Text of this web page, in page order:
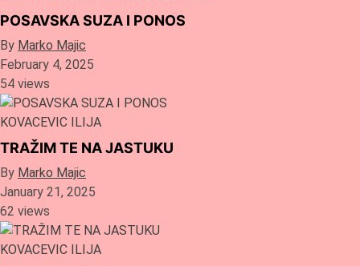
POSAVSKA SUZA I PONOS
By Marko Majic
February 4, 2025
54 views
KOVACEVIC ILIJA
TRAŽIM TE NA JASTUKU
By Marko Majic
January 21, 2025
62 views
KOVACEVIC ILIJA